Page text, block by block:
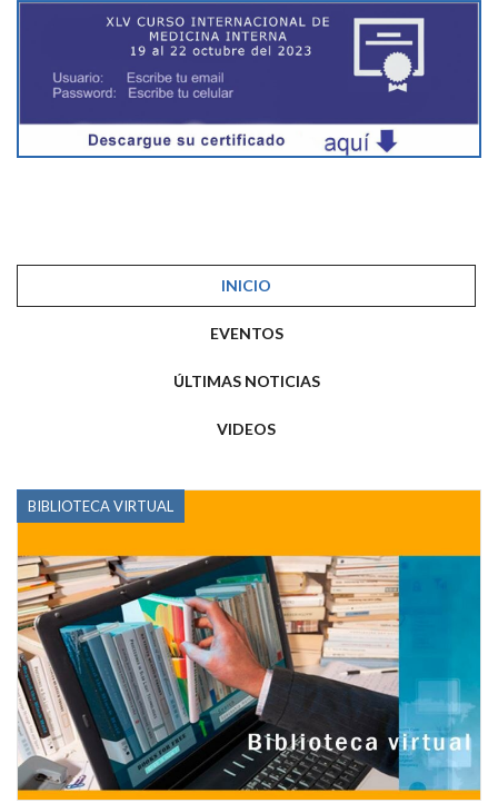
INICIO
EVENTOS
ÚLTIMAS NOTICIAS
VIDEOS
BIBLIOTECA VIRTUAL